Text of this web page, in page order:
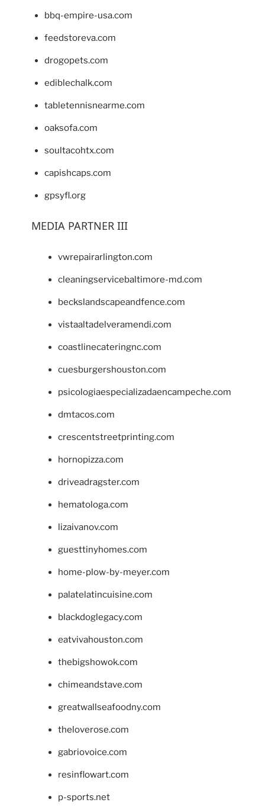
bbq-empire-usa.com
feedstoreva.com
drogopets.com
ediblechalk.com
tabletennisnearme.com
oaksofa.com
soultacohtx.com
capishcaps.com
gpsyfl.org
MEDIA PARTNER III
vwrepairarlington.com
cleaningservicebaltimore-md.com
beckslandscapeandfence.com
vistaaltadelveramendi.com
coastlinecateringnc.com
cuesburgershouston.com
psicologiaespecializadaencampeche.com
dmtacos.com
crescentstreetprinting.com
hornopizza.com
driveadragster.com
hematologa.com
lizaivanov.com
guesttinyhomes.com
home-plow-by-meyer.com
palatelatincuisine.com
blackdoglegacy.com
eatvivahouston.com
thebigshowok.com
chimeandstave.com
greatwallseafoodny.com
theloverose.com
gabriovoice.com
resinflowart.com
p-sports.net